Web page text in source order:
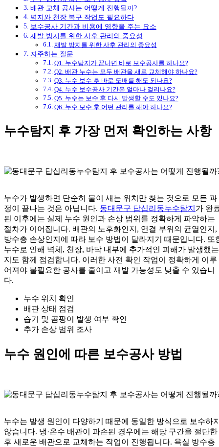
배관 교체 공사는 어떻게 진행될까?
벽지와 천장 복구 작업도 필요하다
보수공사 기간과 비용에 영향을 주는 요소
재발 방지를 위한 사후 관리의 중요성
재발 방지를 위한 사후 관리의 중요성
자주하는 질문
Q1. 누수탐지가 끝나면 바로 보수공사를 하나요?
Q2. 배관 누수는 모두 배관을 새로 교체해야 하나요?
Q3. 누수 보수 후 바로 도배를 해도 되나요?
Q4. 누수 보수공사 기간은 얼마나 걸리나요?
Q5. 누수는 보수 후 다시 발생할 수도 있나요?
Q6. 누수 보수 후 어떤 관리를 해야 하나요?
누수탐지 후 가장 먼저 확인하는 사항
누수가 발생하면 단순히 물이 새는 위치만 찾는 것으로 모든 과
정이 끝나는 것은 아닙니다. 동대문구 답십리동누수탐지 가 완
된 이후에는 실제 누수 원인과 손상 범위를 정확하게 파악하는
절차가 이어집니다. 배관의 노후화인지, 연결 부위의 균열인지,
방수층 손상인지에 따라 보수 방법이 달라지기 때문입니다. 또
누수로 인해 벽체, 천장, 바닥 내부에 추가적인 피해가 발생했는
지도 함께 점검합니다. 이러한 사전 확인 작업이 정확하게 이루
어져야 불필요한 공사를 줄이고 재발 가능성도 낮출 수 있습니
다.
누수 위치 확인
배관 상태 점검
습기 및 곰팡이 발생 여부 확인
추가 손상 범위 조사
누수 원인에 따른 보수공사 방법
누수는 발생 원인이 다양하기 때문에 동일한 방식으로 보수하
않습니다. 냉·온수 배관이 파손된 경우에는 해당 구간을 절단한
후 새로운 배관으로 교체하는 작업이 진행됩니다. 욕실 방수층